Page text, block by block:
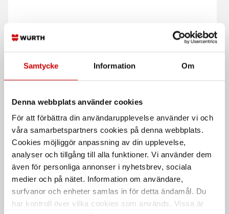
Samtycke Information Om
Denna webbplats använder cookies
För att förbättra din användarupplevelse använder vi och
våra samarbetspartners cookies på denna webbplats.
Cookies möjliggör anpassning av din upplevelse,
analyser och tillgång till alla funktioner. Vi använder dem
även för personliga annonser i nyhetsbrev, sociala
medier och på nätet. Information om användare,
surfvanor och enheter samlas in för detta ändamål. Du
har kontroll över vilka cookies som används. Vissa är
Slipband zirkon till
stationär maskin längd
2000 mm
Slipband zirkon
Zirkon
Slipband VSM ZK713X
Slipband Cubitron II till